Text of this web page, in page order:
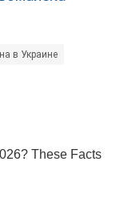
в Украине